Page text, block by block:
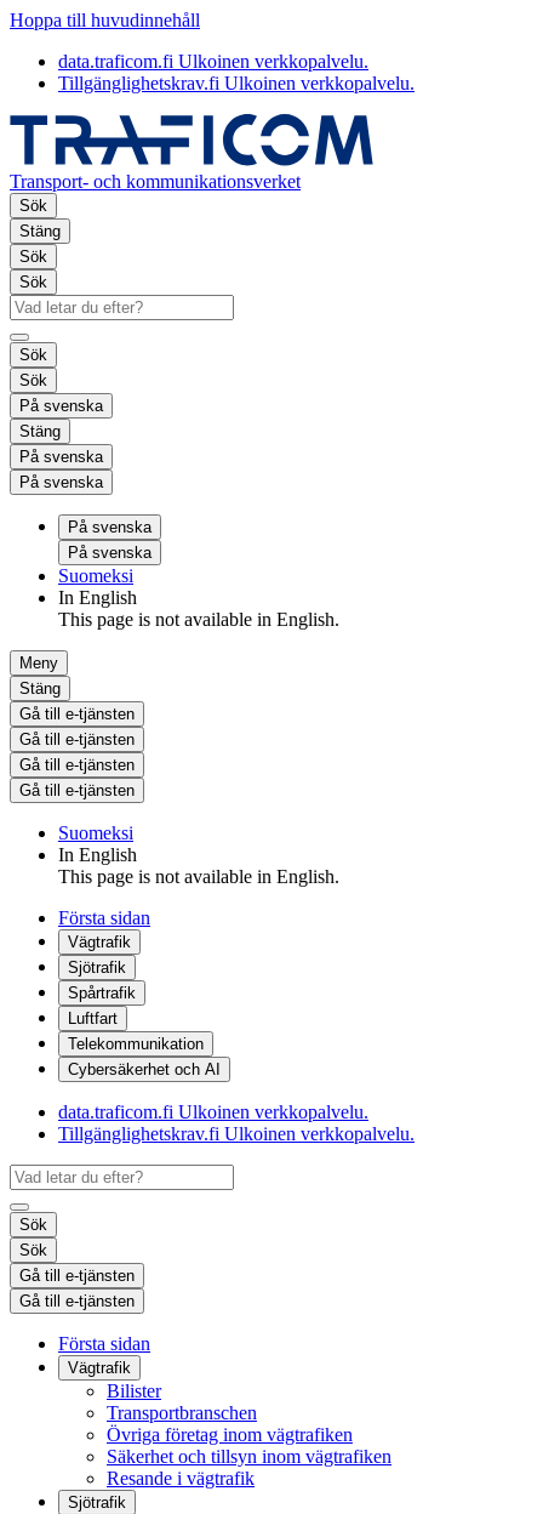
Hoppa till huvudinnehåll
data.traficom.fi Ulkoinen verkkopalvelu.
Tillgänglighetskrav.fi Ulkoinen verkkopalvelu.
Transport- och kommunikationsverket
Sök
Stäng
Sök
Sök
Sök
Sök
På svenska
Stäng
På svenska
På svenska
På svenska
På svenska
Suomeksi
In English
This page is not available in English.
Meny
Stäng
Gå till e-tjänsten
Gå till e-tjänsten
Gå till e-tjänsten
Gå till e-tjänsten
Suomeksi
In English
This page is not available in English.
Första sidan
Vägtrafik
Sjötrafik
Spårtrafik
Luftfart
Telekommunikation
Cybersäkerhet och AI
data.traficom.fi Ulkoinen verkkopalvelu.
Tillgänglighetskrav.fi Ulkoinen verkkopalvelu.
Sök
Sök
Gå till e-tjänsten
Gå till e-tjänsten
Första sidan
Vägtrafik
Bilister
Transportbranschen
Övriga företag inom vägtrafiken
Säkerhet och tillsyn inom vägtrafiken
Resande i vägtrafik
Sjötrafik